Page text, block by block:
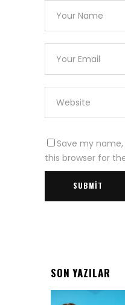
Save my
this browser for
SON YAZILAR